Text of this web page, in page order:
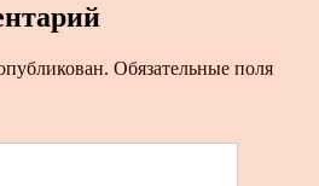
Обязательные поля